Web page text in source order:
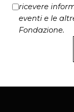
ricevere
eventi e le
Fondazione.